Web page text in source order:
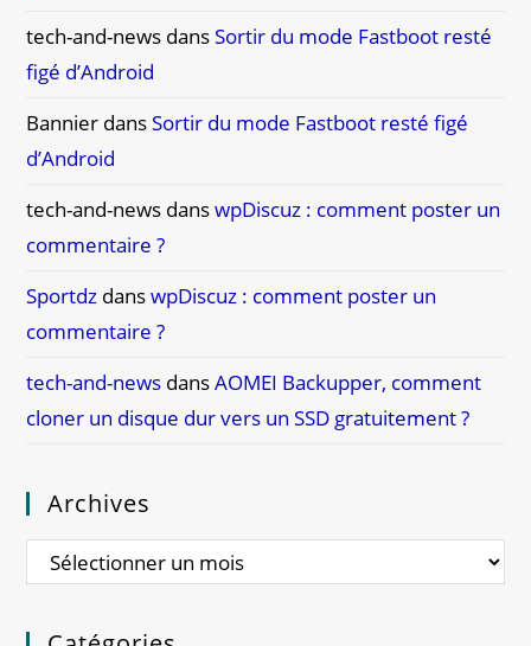
tech-and-news dansSortir du mode Fastboot resté
figé d’Android
Bannier dansSortir du mode Fastboot resté figé
d’Android
tech-and-news danswpDiscuz : comment poster un
commentaire ?
Sportdz danswpDiscuz : comment poster un
commentaire ?
tech-and-news dansAOMEI Backupper, comment
cloner un disque dur vers un SSD gratuitement ?
Archives